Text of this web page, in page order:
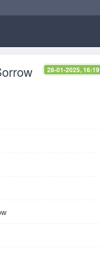
28-01-2025, 16:19